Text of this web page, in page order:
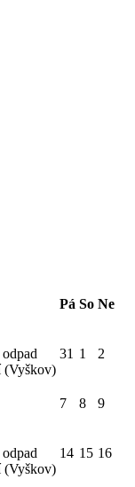
Pá So Ne
(Vyškov)
31 1 2
7 8 9
(Vyškov)
14 15 16